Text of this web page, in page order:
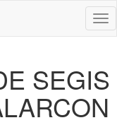
SEGIS